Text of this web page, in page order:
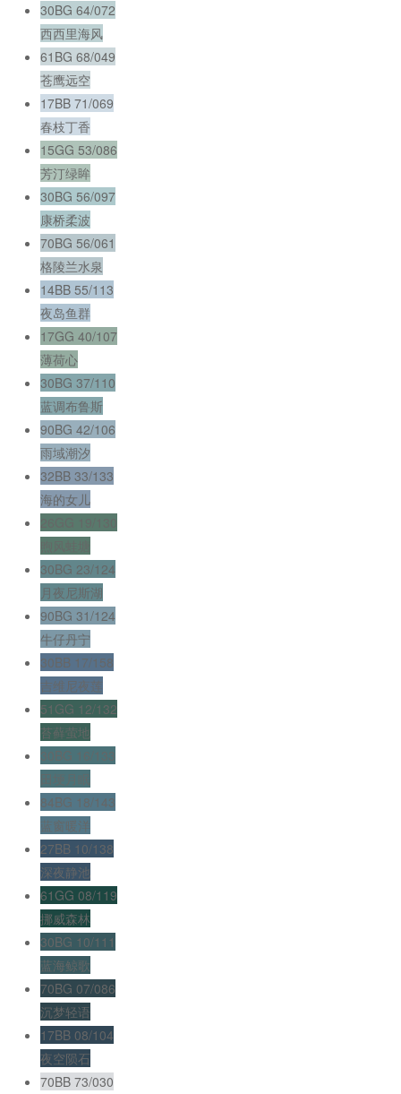
30BG 64/072
西西里海风
61BG 68/049
苍鹰远空
17BB 71/069
春枝丁香
15GG 53/086
芳汀绿眸
30BG 56/097
康桥柔波
70BG 56/061
格陵兰水泉
14BB 55/113
夜岛鱼群
17GG 40/107
薄荷心
30BG 37/110
蓝调布鲁斯
90BG 42/106
雨域潮汐
32BB 33/133
海的女儿
30BG 23/124
月夜尼斯湖
90BG 31/124
牛仔丹宁
30BB 17/158
吉维尼夜莲
51GG 12/132
苔藓萤地
30BG 16/133
田埂月眠
84BG 18/143
蓝窗暖洋
27BB 10/138
深夜静池
61GG 08/119
挪威森林
30BG 10/111
蓝海鲸歌
70BG 07/086
沉梦轻语
17BB 08/104
夜空陨石
70BB 73/030